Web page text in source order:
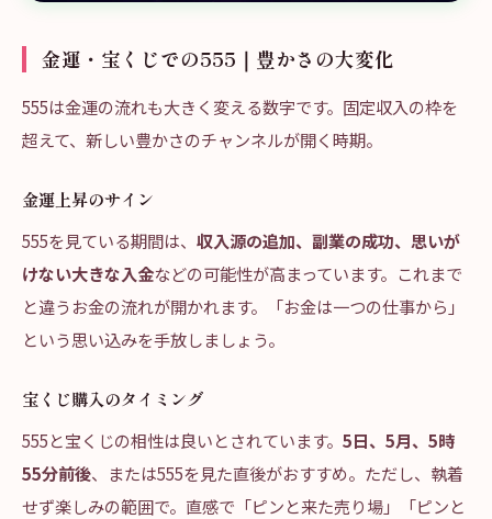
金運・宝くじでの555｜豊かさの大変化
555は金運の流れも大きく変える数字です。固定収入の枠を
超えて、新しい豊かさのチャンネルが開く時期。
金運上昇のサイン
555を見ている期間は、 収入源の追加、副業の成功、思いが
けない大きな入金などの可能性が高まっています。これまで
と違うお金の流れが開かれます。「お金は一つの仕事から」
という思い込みを手放しましょう。
宝くじ購入のタイミング
555と宝くじの相性は良いとされています。 5日、5月、5時
55分前後、または555を見た直後がおすすめ。ただし、執着
せず楽しみの範囲で。直感で「ピンと来た売り場」「ピンと